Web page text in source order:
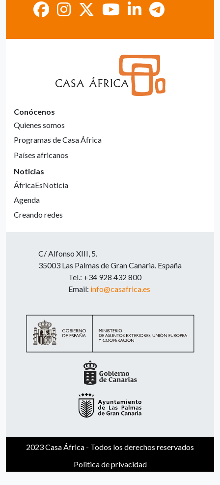
Conócenos
Quienes somos
Programas de Casa África
Países africanos
Noticias
ÁfricaEsNoticia
Agenda
Creando redes
C/ Alfonso XIII, 5.
35003 Las Palmas de Gran Canaria. España
Tel.: +34 928 432 800
Email: info@casafrica.es
2023 Casa África - Todos los derechos reservados
Politica de privacidad